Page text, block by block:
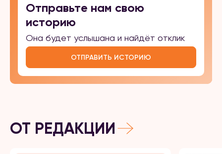
Отправьте нам свою
историю
Она будет услышана и найдёт отклик
ОТПРАВИТЬ ИСТОРИЮ
ОТ РЕДАКЦИИ